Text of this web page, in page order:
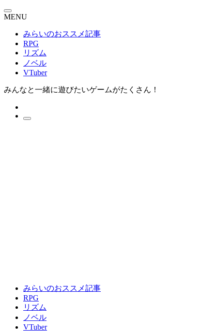
MENU
みらいのおススメ記事
RPG
リズム
ノベル
VTuber
みんなと一緒に遊びたいゲームがたくさん！
みらいのおススメ記事
RPG
リズム
ノベル
VTuber